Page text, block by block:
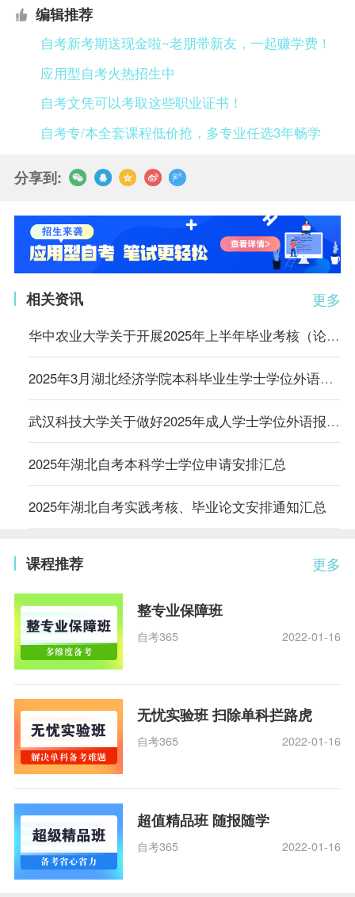
编辑推荐
自考新考期送现金啦~老朋带新友，一起赚学费！
应用型自考火热招生中
自考文凭可以考取这些职业证书！
自考专/本全套课程低价抢，多专业任选3年畅学
分享到:
更多
相关资讯
华中农业大学关于开展2025年上半年毕业考核（论文）工作的通知
2025年3月湖北经济学院本科毕业生学士学位外语水平考试报名通知
武汉科技大学关于做好2025年成人学士学位外语报名及考试工作的通知
2025年湖北自考本科学士学位申请安排汇总
2025年湖北自考实践考核、毕业论文安排通知汇总
更多
课程推荐
整专业保障班
自考365 2022-01-16
无忧实验班 扫除单科拦路虎
自考365 2022-01-16
超值精品班 随报随学
自考365 2022-01-16